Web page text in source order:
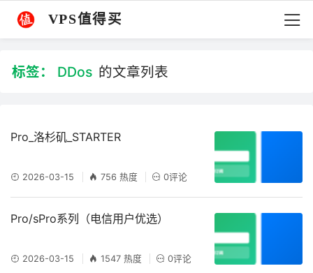
VPS值得买
标签： DDos 的文章列表
Pro_洛杉矶_STARTER
2026-03-15 756 热度 0评论
Pro/sPro系列（电信用户优选）
2026-03-15 1547 热度 0评论